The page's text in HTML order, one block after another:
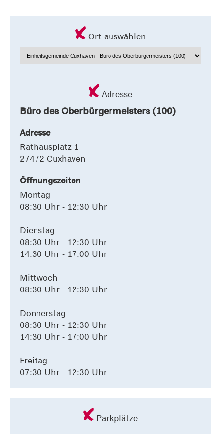
Ort auswählen
Adresse
Büro des Oberbürgermeisters (100)
Adresse
Rathausplatz 1
27472 Cuxhaven
Öffnungszeiten
Montag
08:30 Uhr - 12:30 Uhr
Dienstag
08:30 Uhr - 12:30 Uhr
14:30 Uhr - 17:00 Uhr
Mittwoch
08:30 Uhr - 12:30 Uhr
Donnerstag
08:30 Uhr - 12:30 Uhr
14:30 Uhr - 17:00 Uhr
Freitag
07:30 Uhr - 12:30 Uhr
Parkplätze